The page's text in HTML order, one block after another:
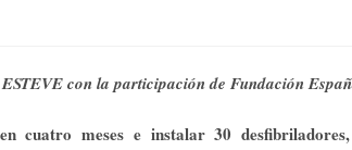
con la participación de Fundación
cuatro meses e instalar 30